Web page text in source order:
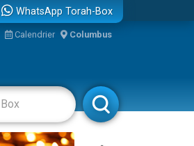
WhatsApp Torah-Box
Calendrier Columbus
Rabbanim